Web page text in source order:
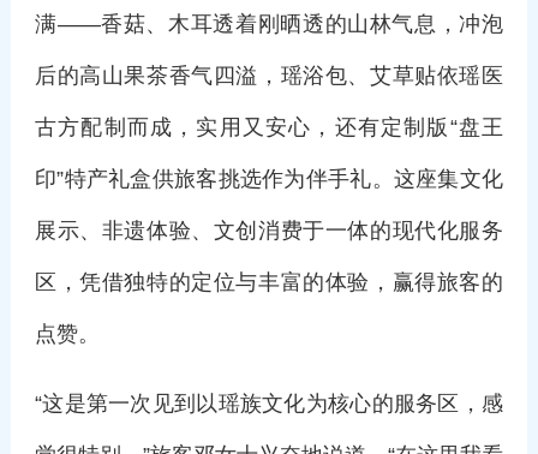
满——香菇、木耳透着刚晒透的山林气息，冲泡
后的高山果茶香气四溢，瑶浴包、艾草贴依瑶医
古方配制而成，实用又安心，还有定制版“盘王
印”特产礼盒供旅客挑选作为伴手礼。这座集文化
展示、非遗体验、文创消费于一体的现代化服务
区，凭借独特的定位与丰富的体验，赢得旅客的
点赞。
“这是第一次见到以瑶族文化为核心的服务区，感